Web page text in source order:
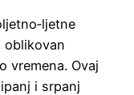
oblikovan
vremena. Ovaj
i srpanj